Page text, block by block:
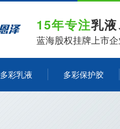
15年专注乳
蓝海股权挂牌上市企
多彩乳液 多彩保护胶